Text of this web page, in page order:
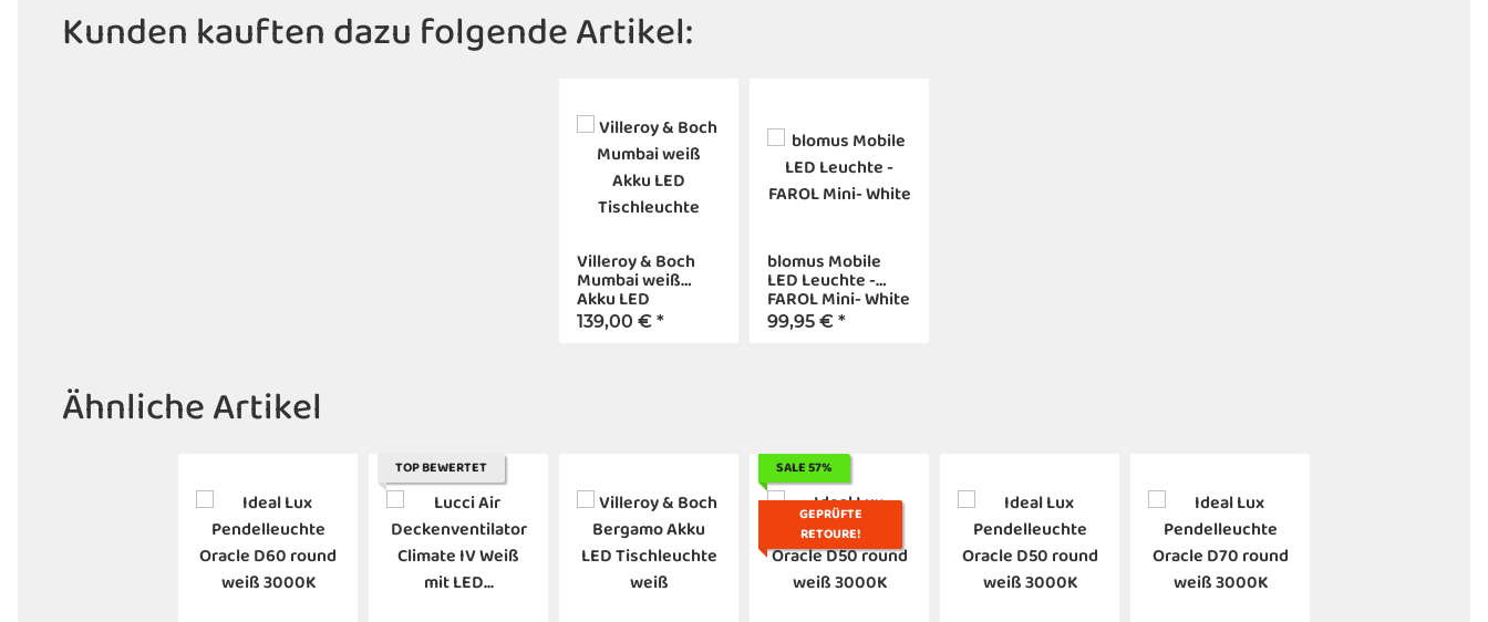
Kunden kauften dazu folgende Artikel:
Villeroy & Boch
Mumbai weiß
Akku LED
Tischleuchte
139,00 € *
blomus Mobile
LED Leuchte -
FAROL Mini- White
99,95 € *
Ähnliche Artikel
TOP BEWERTET SALE 57%
GEPRÜFTE
RETOURE!